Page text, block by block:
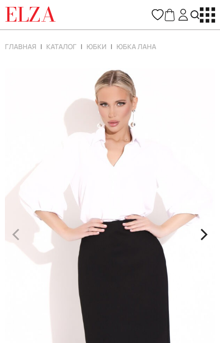
ELZA
ГЛАВНАЯ КАТАЛОГ ЮБКИ ЮБКА ЛАНА
< >